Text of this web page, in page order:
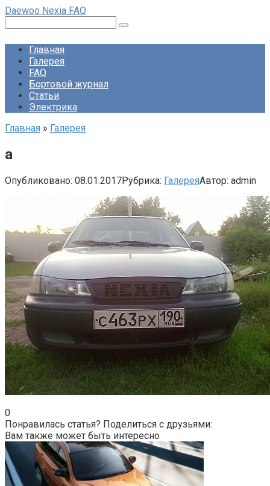
Перейти
контенту
Daewoo Nexia FAQ
Главная
Галерея
FAQ
Бортовой журнал
Статьи
Электрика
Главная » Галерея
а
Опубликовано: 08.01.2017Рубрика: ГалереяАвтор: admin
0
Понравилась статья? Поделиться с друзьями:
Вам также может быть интересно